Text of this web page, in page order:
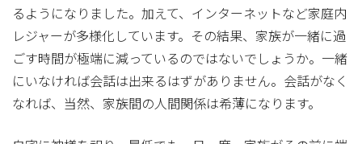
るようになりました。加えて、インターネットなど家庭内
レジャーが多様化しています。その結果、家族が一緒に過
ごす時間が極端に減っているのではないでしょうか。一緒
にいなければ会話は出来るはずがありません。会話がなく
なれば、当然、家族間の人間関係は希薄になります。